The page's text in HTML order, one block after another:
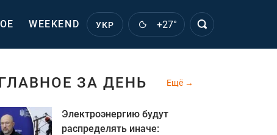
WEEKEND УКР +27°
ЗА ДЕНЬ Ещё
Электроэнергию будут
распределять иначе: